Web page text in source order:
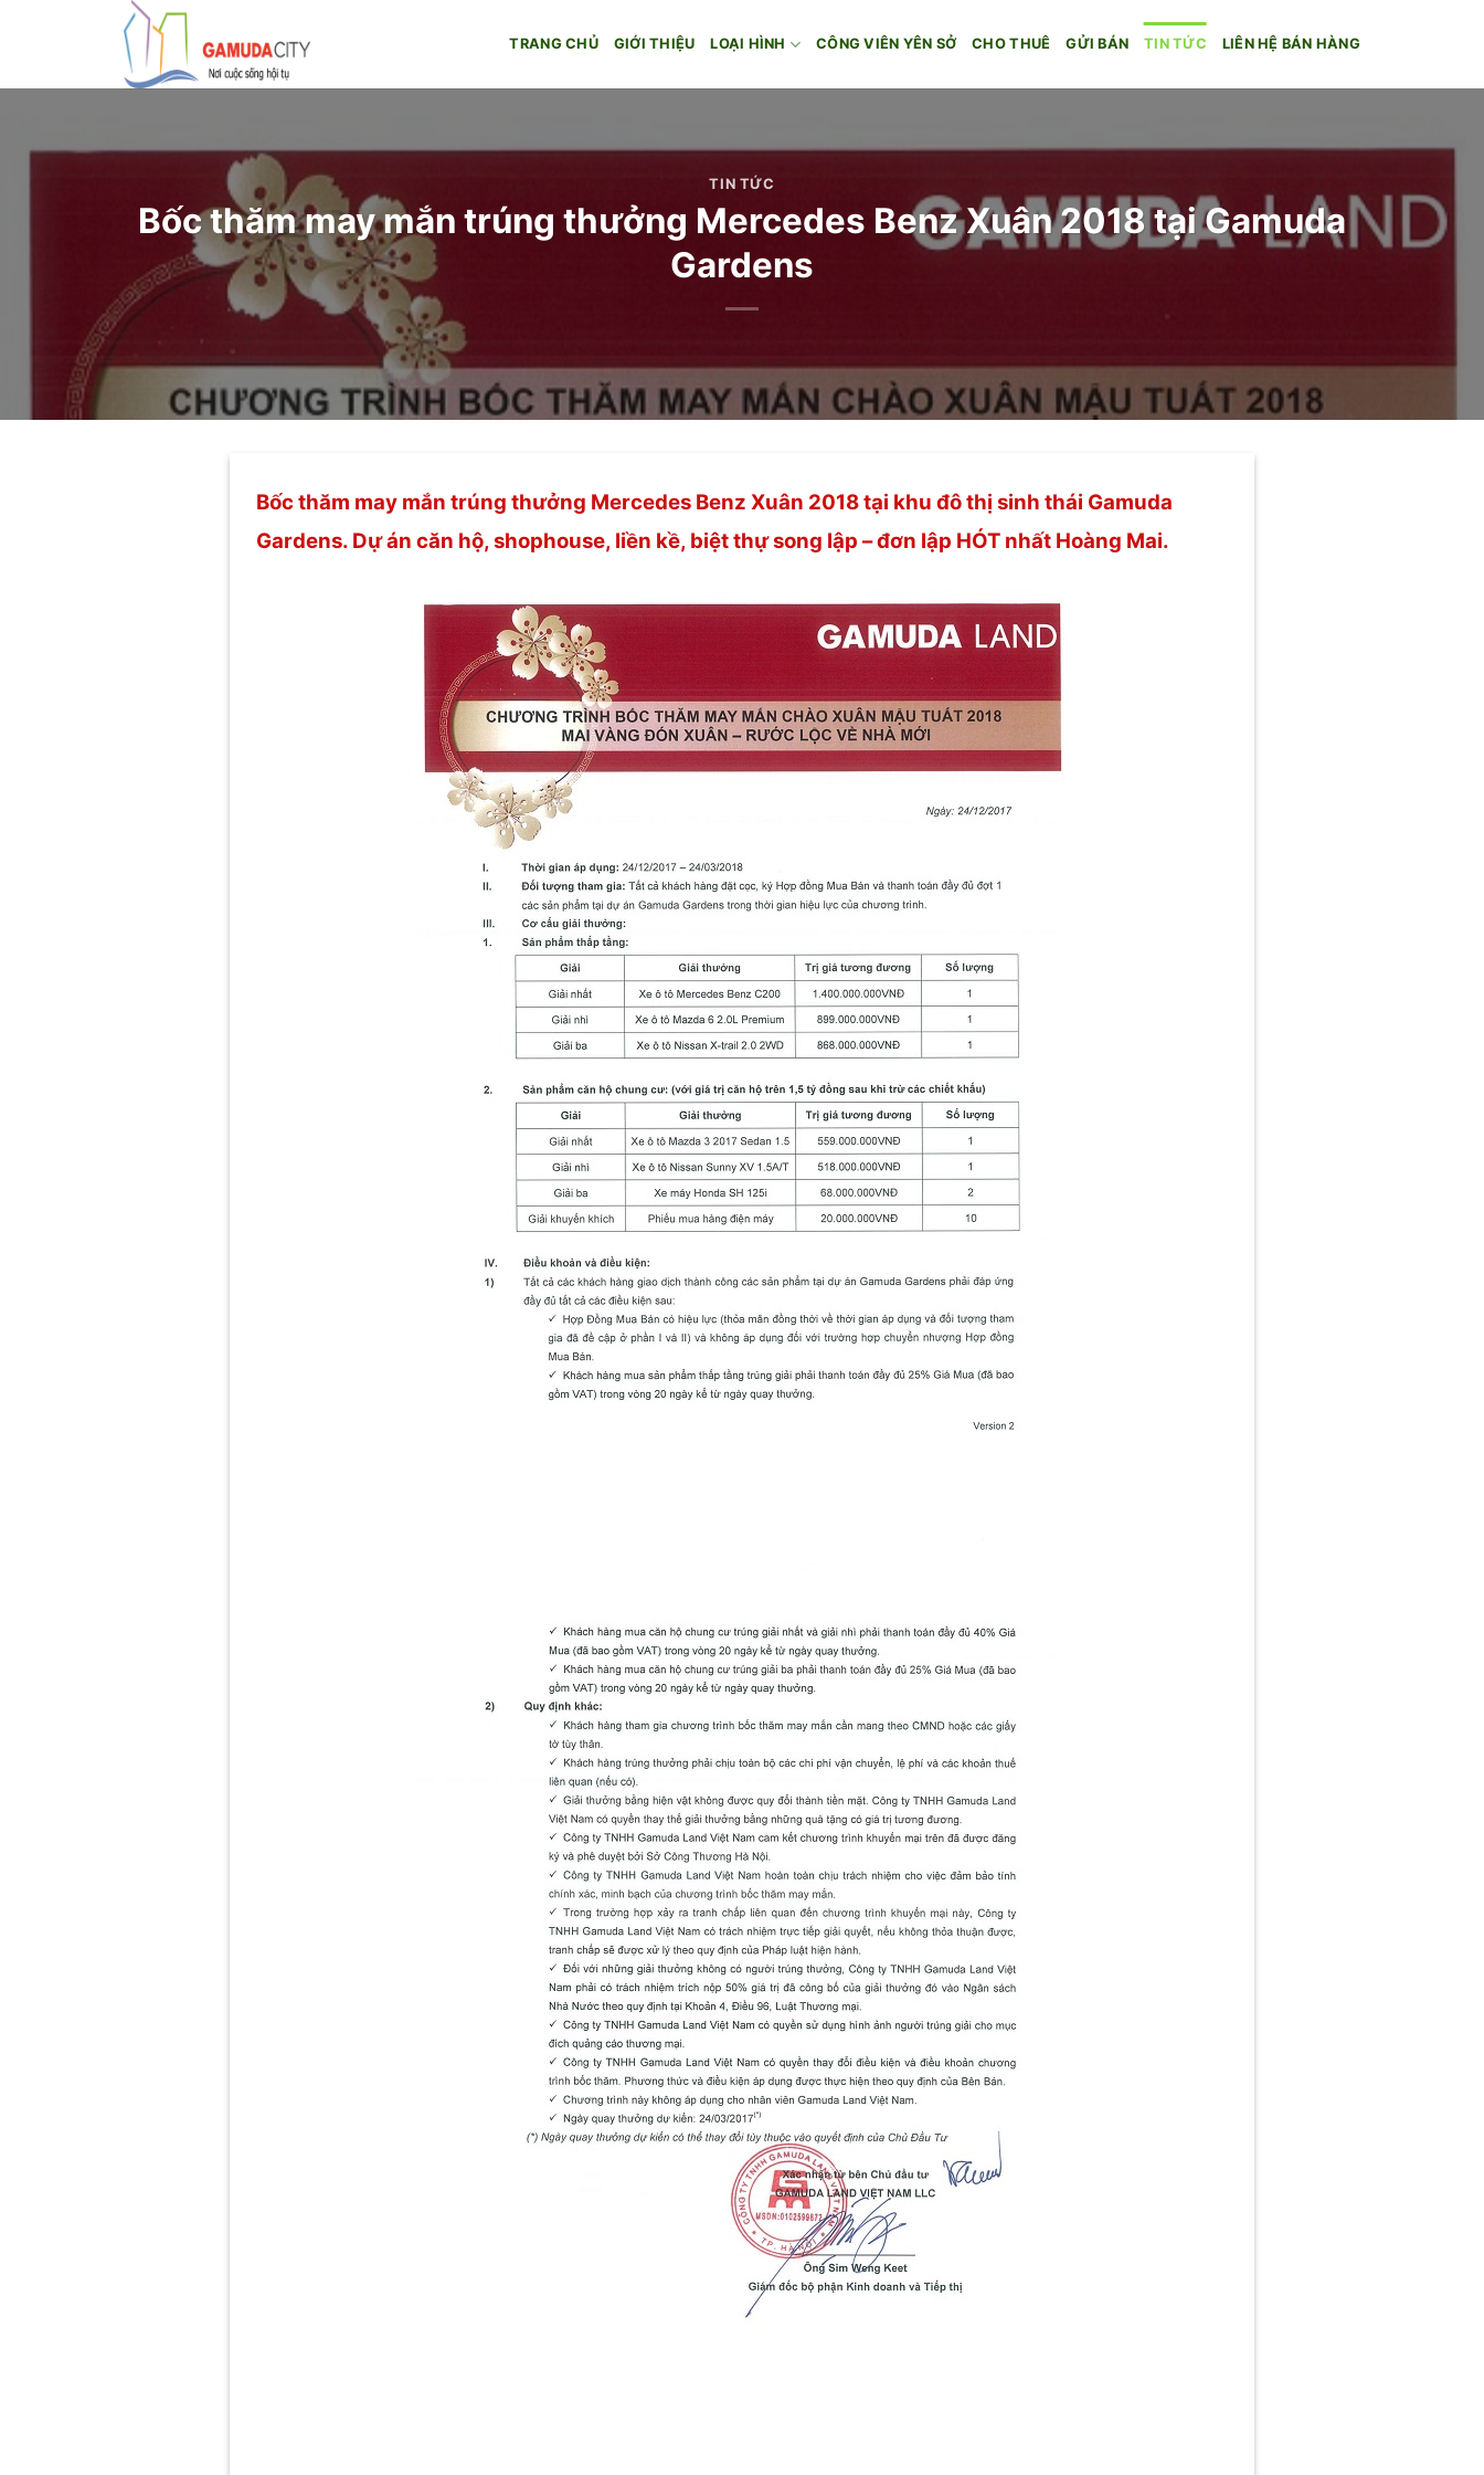
dung
TRANG CHỦ GIỚI THIỆU LOẠI HÌNH CÔNG VIÊN YÊN SỞ CHO THUÊ GỬI BÁN TIN TỨC LIÊN HỆ BÁN HÀNG
TIN TỨC
Bốc thăm may mắn trúng thưởng Mercedes Benz Xuân 2018 tại Gamuda
Gardens
Bốc thăm may mắn trúng thưởng Mercedes Benz Xuân 2018 tại khu đô thị sinh thái Gamuda
Gardens. Dự án căn hộ, shophouse, liền kề, biệt thự song lập – đơn lập HÓT nhất Hoàng Mai.